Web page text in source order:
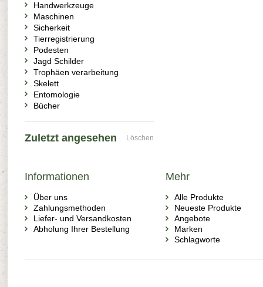
Handwerkzeuge
Maschinen
Sicherkeit
Tierregistrierung
Podesten
Jagd Schilder
Trophäen verarbeitung
Skelett
Entomologie
Bücher
Zuletzt angesehen Löschen
Informationen
Über uns
Zahlungsmethoden
Liefer- und Versandkosten
Abholung Ihrer Bestellung
Mehr
Alle Produkte
Neueste Produkte
Angebote
Marken
Schlagworte